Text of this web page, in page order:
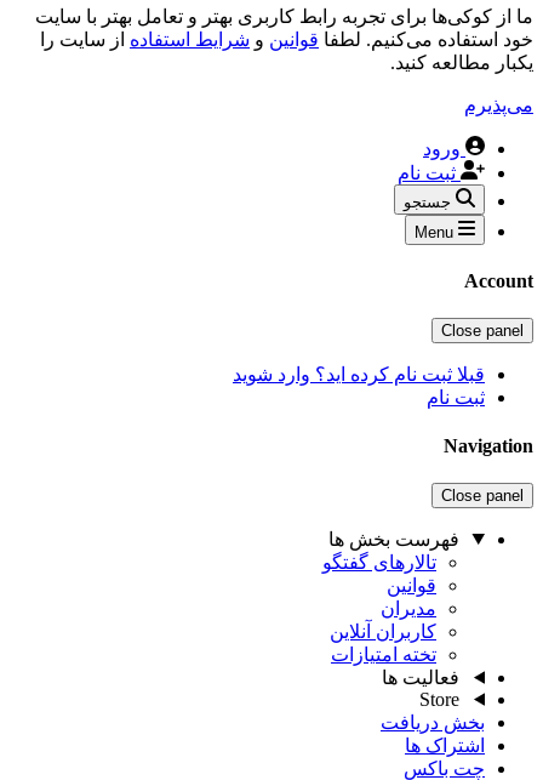
ما از کوکی‌ها برای تجربه رابط کاربری بهتر و تعامل بهتر با سایت
خود استفاده می‌کنیم. لطفا قوانین و شرایط استفاده از سایت را
یکبار مطالعه کنید.
می‌پذیرم
ورود
ثبت نام
جستجو
Menu
Account
Close panel
قبلا ثبت نام کرده اید؟ وارد شوید
ثبت نام
Navigation
Close panel
فهرست بخش ها
تالارهای گفتگو
قوانین
مدیران
کاربران آنلاین
تخته امتیازات
فعالیت ها
Store
بخش دریافت
اشتراک ها
چت باکس